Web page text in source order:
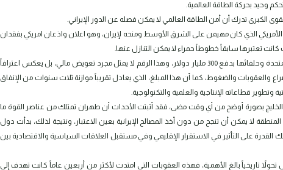
وحيد بحركة الطاقة العالمية.
الكبرى تدرك أن أمن الطاقة العالمي لا يمكن فصله عن الدور الإيراني.
الذي كان مهيمن على الشرق الأوسط ومنحه لإيران، وهو اعلان واذعان امريكي بفقدان
تعتبرها سابقاً خطوطاً حمراء لا يمكن التنازل عنها.
ومن بين المكاسب الكبرى التي حققتها إيران أيضاً إلزام الولايات المتحدة وحلفائها بدفع 300 مليار دولار، وهذا الرقم لا يمثل مجرد تعويض مالي، بل يعكس اعترافاً
والعقوبات والضغوط، كما أن هذا المبلغ، الذي يعادل تقريباً موازنة ثلاث سنوات من الإنفاق
وتطوير قطاعاته الإنتاجية والعلمية والتكنولوجية.
بصورة أوضح من أي وقت مضى، فقد أثبتت الأحداث أن طهران تمتلك من عناصر القوة ما
لا يمكن أن تنجح من دون أخذ المصالح الإيرانية بعين الاعتبار، ونتيجة لذلك، بدأت دول
القدرة على التأثير في الاستقرار الإقليمي وفي مستقبل العلاقات السياسية والاقتصادية بين
تاريخياً بالغ الأهمية، فهذه العقوبات التي امتدت لأكثر من أربعين عاماً كانت تهدف إلى